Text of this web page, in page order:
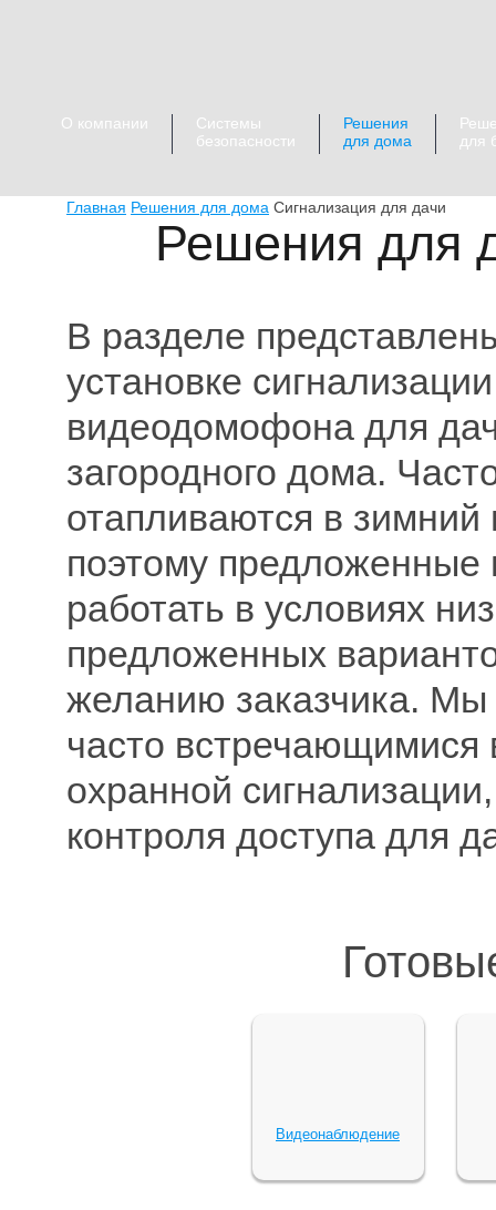
О компании
Системы
безопасности
Решения
для дома
для
Главная Решения для дома Сигнализация для дачи
Решения для
В разделе
установке
видеодомофона для
загородного дома.
отапливаются в зимний
поэтому
работать в условиях
предложенных
желанию заказчика. Мы
часто встречающимися
охранной
контроля доступа для
Видеонаблюдение